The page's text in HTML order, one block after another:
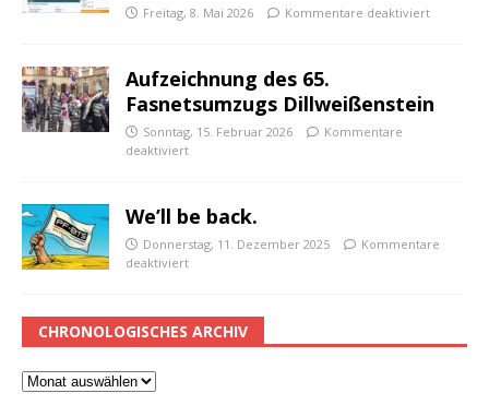
Freitag, 8. Mai 2026 Kommentare deaktiviert
Aufzeichnung des 65.
Fasnetsumzugs Dillweißenstein
Sonntag, 15. Februar 2026
Kommentare
deaktiviert
We’ll be back.
Donnerstag, 11. Dezember 2025
Kommentare
deaktiviert
CHRONOLOGISCHES ARCHIV